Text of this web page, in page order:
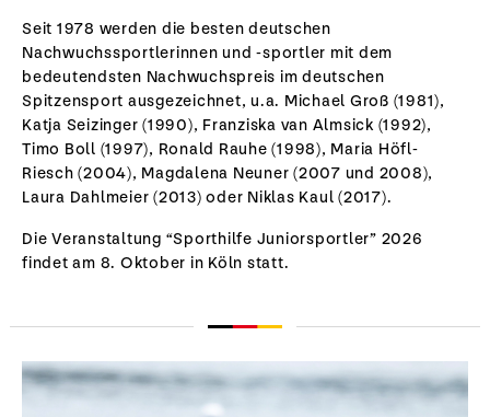
Seit 1978 werden die besten deutschen
Nachwuchssportlerinnen und -sportler mit dem
bedeutendsten Nachwuchspreis im deutschen
Spitzensport ausgezeichnet, u.a. Michael Groß (1981),
Katja Seizinger (1990), Franziska van Almsick (1992),
Timo Boll (1997), Ronald Rauhe (1998), Maria Höfl-
Riesch (2004), Magdalena Neuner (2007 und 2008),
Laura Dahlmeier (2013) oder Niklas Kaul (2017).
Die Veranstaltung “Sporthilfe Juniorsportler” 2026
findet am 8. Oktober in Köln statt.